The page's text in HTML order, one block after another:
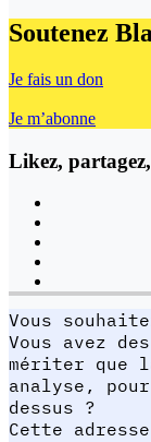
Soutenez
Je fais un don
Je m’abonne
Likez,
Vous
Vous avez
mériter que
analyse,
dessus ?
Cette